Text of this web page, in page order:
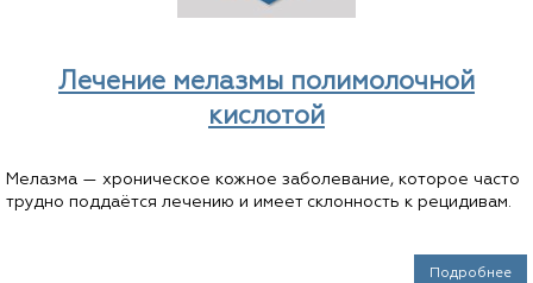
Лечение мелазмы полимолочной
кислотой
Мелазма — хроническое кожное заболевание, которое часто
трудно поддаётся лечению и имеет склонность к рецидивам.
Подробнее